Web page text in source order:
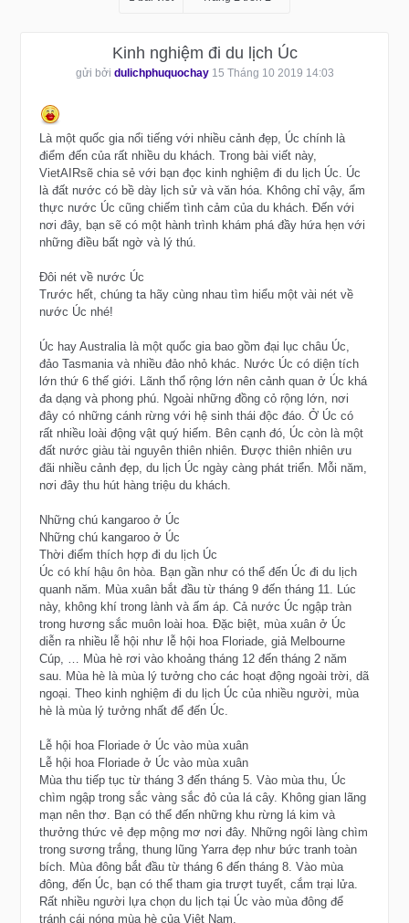
Kinh nghiệm đi du lịch Úc
gửi bởi dulichphuquochay 15 Tháng 10 2019 14:03
Là một quốc gia nổi tiếng với nhiều cảnh đẹp, Úc chính là
điểm đến của rất nhiều du khách. Trong bài viết này,
VietAIRsẽ chia sẻ với bạn đọc kinh nghiệm đi du lịch Úc. Úc
là đất nước có bề dày lịch sử và văn hóa. Không chỉ vậy, ẩm
thực nước Úc cũng chiếm tình cảm của du khách. Đến với
nơi đây, bạn sẽ có một hành trình khám phá đầy hứa hẹn với
những điều bất ngờ và lý thú.
Đôi nét về nước Úc
Trước hết, chúng ta hãy cùng nhau tìm hiểu một vài nét về
nước Úc nhé!
Úc hay Australia là một quốc gia bao gồm đại lục châu Úc,
đảo Tasmania và nhiều đảo nhỏ khác. Nước Úc có diện tích
lớn thứ 6 thế giới. Lãnh thổ rộng lớn nên cảnh quan ở Úc khá
đa dạng và phong phú. Ngoài những đồng cỏ rộng lớn, nơi
đây có những cánh rừng với hệ sinh thái độc đáo. Ở Úc có
rất nhiều loài động vật quý hiếm. Bên cạnh đó, Úc còn là một
đất nước giàu tài nguyên thiên nhiên. Được thiên nhiên ưu
đãi nhiều cảnh đẹp, du lịch Úc ngày càng phát triển. Mỗi năm,
nơi đây thu hút hàng triệu du khách.
Những chú kangaroo ở Úc
Những chú kangaroo ở Úc
Thời điểm thích hợp đi du lịch Úc
Úc có khí hậu ôn hòa. Bạn gần như có thể đến Úc đi du lịch
quanh năm. Mùa xuân bắt đầu từ tháng 9 đến tháng 11. Lúc
này, không khí trong lành và ấm áp. Cả nước Úc ngập tràn
trong hương sắc muôn loài hoa. Đặc biệt, mùa xuân ở Úc
diễn ra nhiều lễ hội như lễ hội hoa Floriade, giả Melbourne
Cúp, … Mùa hè rơi vào khoảng tháng 12 đến tháng 2 năm
sau. Mùa hè là mùa lý tưởng cho các hoạt động ngoài trời, dã
ngoại. Theo kinh nghiệm đi du lịch Úc của nhiều người, mùa
hè là mùa lý tưởng nhất để đến Úc.
Lễ hội hoa Floriade ở Úc vào mùa xuân
Lễ hội hoa Floriade ở Úc vào mùa xuân
Mùa thu tiếp tục từ tháng 3 đến tháng 5. Vào mùa thu, Úc
chìm ngập trong sắc vàng sắc đỏ của lá cây. Không gian lãng
mạn nên thơ. Bạn có thể đến những khu rừng lá kim và
thưởng thức vẻ đẹp mộng mơ nơi đây. Những ngôi làng chìm
trong sương trắng, thung lũng Yarra đẹp như bức tranh toàn
bích. Mùa đông bắt đầu từ tháng 6 đến tháng 8. Vào mùa
đông, đến Úc, bạn có thể tham gia trượt tuyết, cắm trại lửa.
Rất nhiều người lựa chọn du lịch tại Úc vào mùa đông để
tránh cái nóng mùa hè của Việt Nam.